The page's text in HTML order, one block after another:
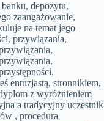
depozytu,
zaangażowanie,
na temat jego
przywiązania,
entuzjastą, stronnikiem,
z wyróżnieniem
a tradycyjny uczestnik
, procedura